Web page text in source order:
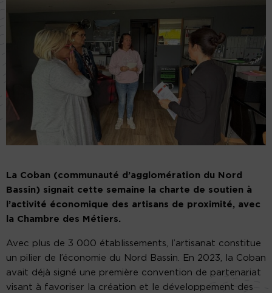
La Coban (communauté d’agglomération du Nord
Bassin) signait cette semaine la charte de soutien à
l’activité économique des artisans de proximité, avec
la Chambre des Métiers.
Avec plus de 3 000 établissements, l’artisanat constitue
un pilier de l’économie du Nord Bassin. En 2023, la Coban
avait déjà signé une première convention de partenariat
visant à favoriser la création et le développement des